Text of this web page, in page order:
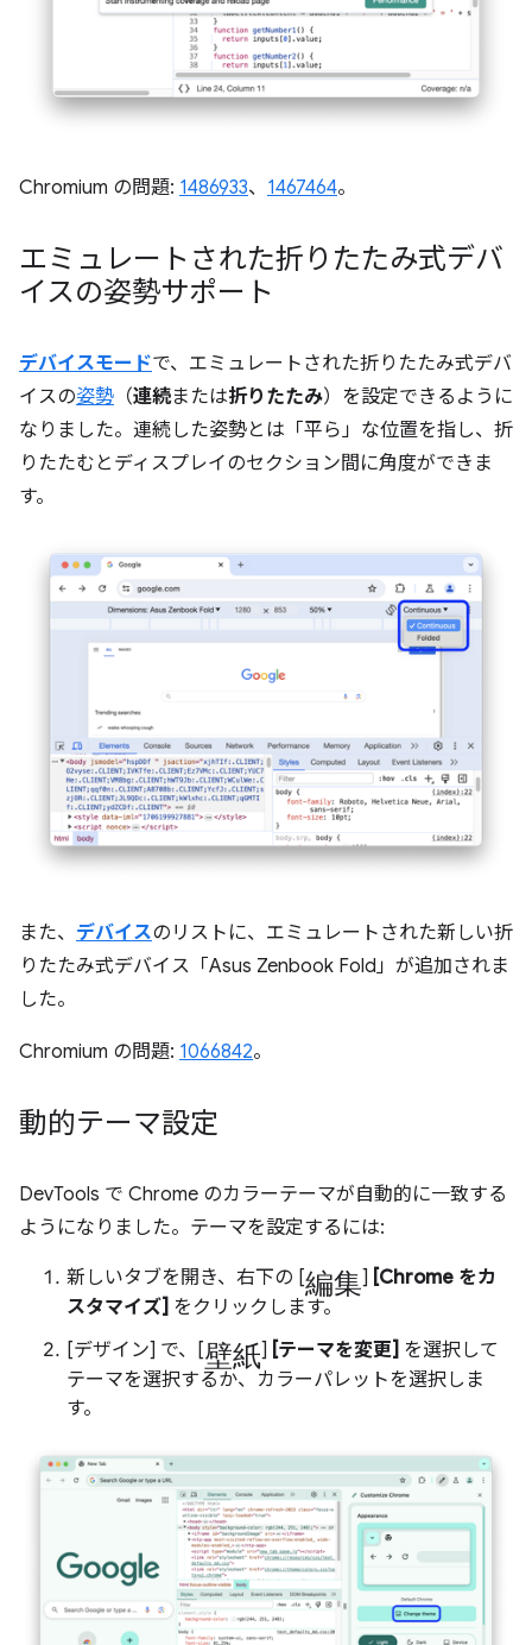
Chromium の問題: 1486933、 1467464。
エミュレートされた折りたたみ式デバ
イスの姿勢サポート
デバイスモードで、エミュレートされた折りたたみ式デバ
イスの姿勢 （連続または折りたたみ）を設定できるように
なりました。連続した姿勢とは「平ら」な位置を指し、折
りたたむとディスプレイのセクション間に角度ができま
す。
また、 デバイスのリストに、エミュレートされた新しい折
りたたみ式デバイス「Asus Zenbook Fold」が追加されま
した。
Chromium の問題: 1066842。
動的テーマ設定
DevTools で Chrome のカラーテーマが自動的に一致する
ようになりました。テーマを設定するには:
新しいタブを開き、右下の [編集] [Chrome をカ
スタマイズ] をクリックします。
[デザイン] で、[壁紙] [テーマを変更] を選択して
テーマを選択するか、カラーパレットを選択しま
す。